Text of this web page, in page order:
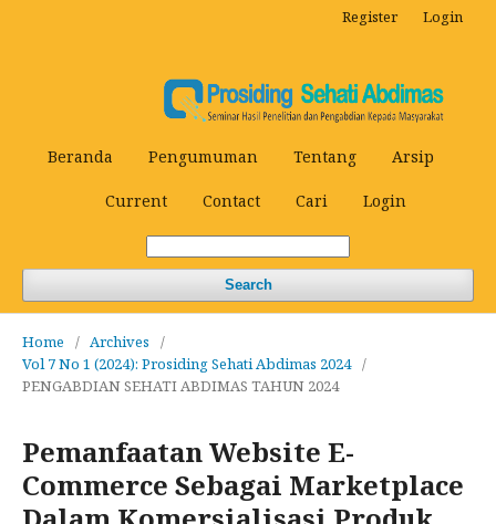
Beranda Pengumuman Tentang Arsip
Current Contact Cari Login
Search
Register Login
Home / Archives
/
Vol 7 No 1 (2024): Prosiding Sehati Abdimas 2024 /
PENGABDIAN SEHATI ABDIMAS TAHUN 2024
Pemanfaatan Website E-
Commerce Sebagai Marketplace